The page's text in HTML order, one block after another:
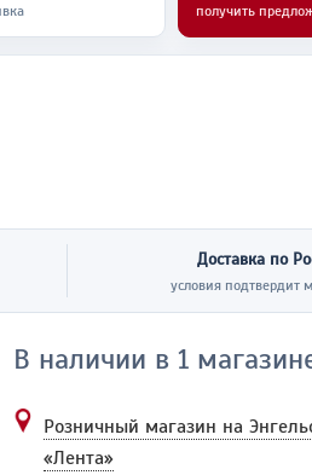
получить
Доставка по
условия подтвердит
В наличии в 1
Розничный магазин на
«Лента»